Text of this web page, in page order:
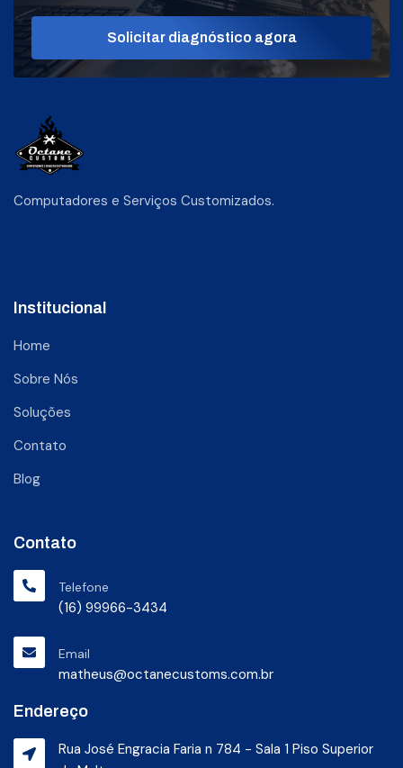
Solicitar diagnóstico agora
Computadores e Serviços Customizados.
Institucional
Home
Sobre Nós
Soluções
Contato
Blog
Contato
Telefone
(16) 99966-3434
Email
matheus@octanecustoms.com.br
Endereço
Rua José Engracia Faria n 784 - Sala 1 Piso Superior